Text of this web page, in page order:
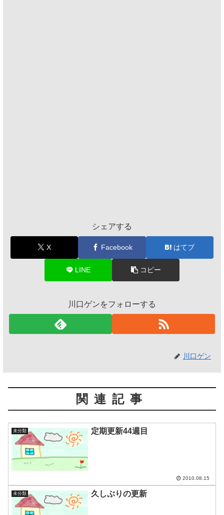
シェアする
X Facebook はてブ
LINE コピー
川口ゲンをフォローする
川口ゲン
関連記事
未分類 定期更新44週目
2010.08.15
未分類 久しぶりの更新